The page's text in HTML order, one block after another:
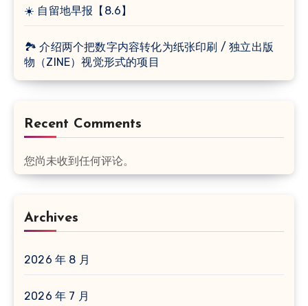
☀️ 自留地早报【8.6】
🏞 介绍两个把数字内容转化为纸张印刷 / 独立出版
物（ZINE）视觉形式的项目
Recent Comments
您尚未收到任何评论。
Archives
2026 年 8 月
2026 年 7 月